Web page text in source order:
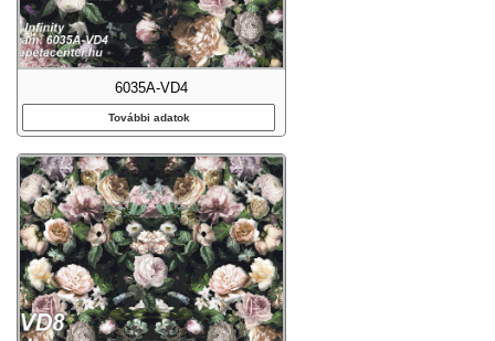
6035A-VD4
További adatok